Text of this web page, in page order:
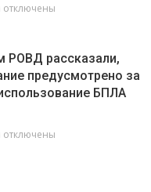
Овнам
стоит
бояться
быть
а
к
августа
–
День
строителя
отключены
РОВД рассказали,
предусмотрено за
БПЛА
котключены